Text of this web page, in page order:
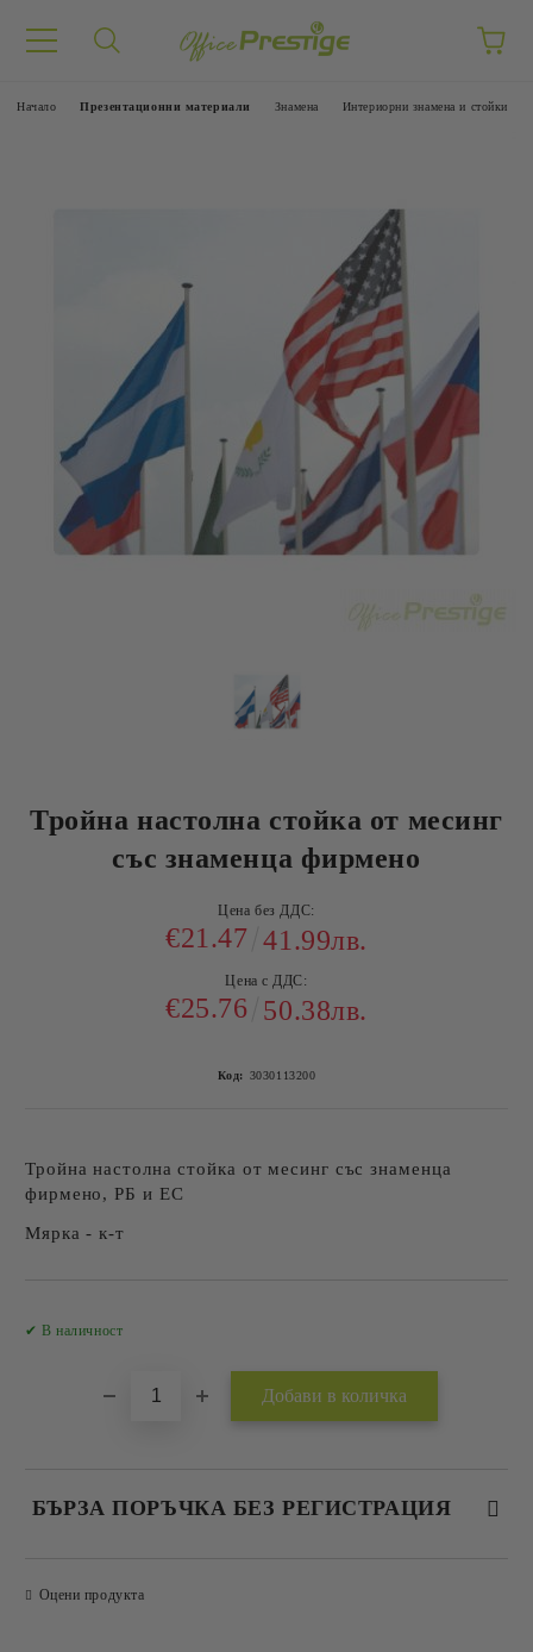
Начало Презентационни материали Знамена Интериорни знамена и стойки
Тройна настолна стойка от месинг
със знаменца фирмено
Цена без ДДС:
€21.47 41.99лв.
Цена с ДДС:
€25.76 50.38лв.
Код: 3030113200
Тройна настолна стойка от месинг със знаменца
фирмено, РБ и ЕС
Мярка - к-т
✔ В наличност
БЪРЗА ПОРЪЧКА БЕЗ РЕГИСТРАЦИЯ
Оцени продукта